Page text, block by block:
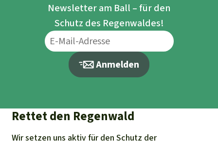
Newsletter am Ball – für den
Schutz des Regenwaldes!
Anmelden
Rettet den Regenwald
Wir setzen uns aktiv für den Schutz der